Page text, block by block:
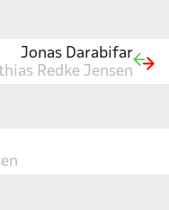
Jonas Darabifar
Redke Jensen